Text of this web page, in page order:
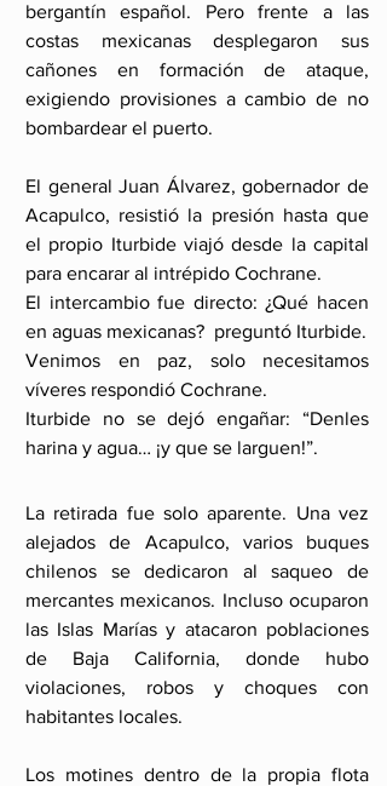
bergantín español. Pero frente a las
costas mexicanas desplegaron sus
cañones en formación de ataque,
exigiendo provisiones a cambio de no
bombardear el puerto.
El general Juan Álvarez, gobernador de
Acapulco, resistió la presión hasta que
el propio Iturbide viajó desde la capital
para encarar al intrépido Cochrane.
El intercambio fue directo: ¿Qué hacen
Venimos en paz, solo necesitamos
víveres respondió Cochrane.
Iturbide no se dejó engañar: “Denles
harina y agua… ¡y que se larguen!”.
La retirada fue solo aparente. Una vez
alejados de Acapulco, varios buques
chilenos se dedicaron al saqueo de
mercantes mexicanos. Incluso ocuparon
las Islas Marías y atacaron poblaciones
de Baja California, donde hubo
violaciones, robos y choques con
habitantes locales.
Los motines dentro de la propia flota